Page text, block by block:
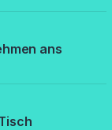
ans